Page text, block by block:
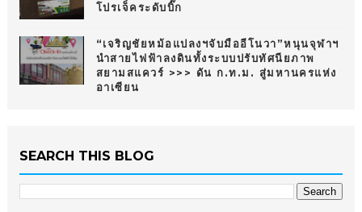
โปรเจ็คระดับบิ๊ก
“เจริญชัยหม้อแปลงฯจับมืออีโนวา”หนุนจุฬาฯ
นำสายไฟฟ้าลงดินทั้งระบบปรับทัศนียภาพ
สยามสแควร์ >>> ดัน ก.ท.ม. สู่มหานครแห่ง
อาเซียน
SEARCH THIS BLOG